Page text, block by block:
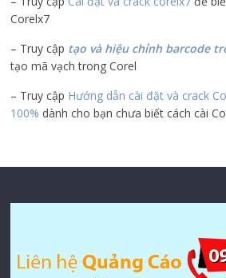
Corelx7
– Truy cập tạo và hiệu chỉnh barcode
tạo mã vạch trong Corel
– Truy cập Hướng dẫn cài đặt và crack
100% dành cho bạn chưa biết cách cài